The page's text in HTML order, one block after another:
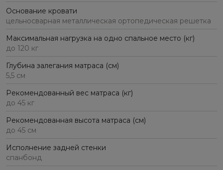
Основание кровати
цельносварная металлическая ортопедическая решетка
Максимальная нагрузка на одно спальное место (кг)
до 120 кг
Глубина залегания матраса (см)
5,5 см
Рекомендованный вес матраса (кг)
до 45 кг
Рекомендованная высота матраса (см)
до 45 см
Исполнение задней стенки
спанбонд